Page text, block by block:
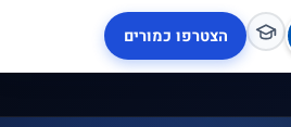
הצטרפו כמורים